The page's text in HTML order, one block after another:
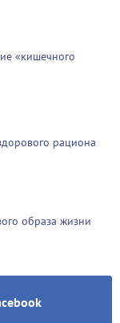
«кишечного
рациона
образа жизни